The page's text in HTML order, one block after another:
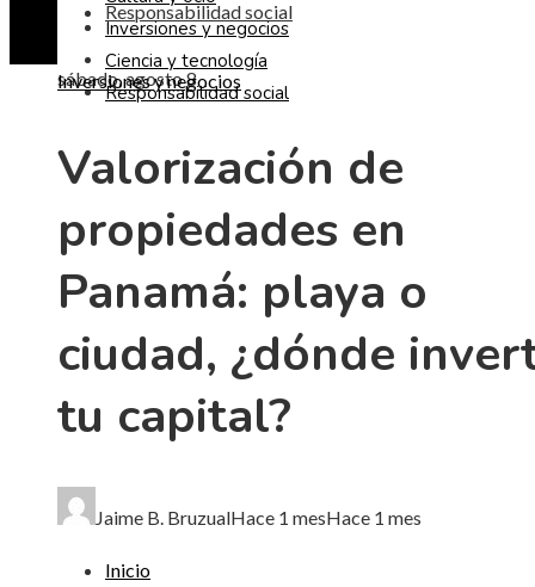
Responsabilidad social
sábado, agosto 8
Inversiones y negocios
Ciencia y tecnología
Responsabilidad social
Inversiones y negocios
Valorización de
propiedades en
Panamá: playa o
ciudad, ¿dónde
tu capital?
Jaime B. BruzualHace 1 mesHace 1 mes
Inicio